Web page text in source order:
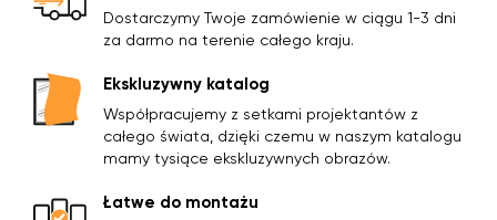
pożałujecie. Dostarczymy Twoje zamówienie w ciągu 1-3 dni
za darmo na terenie całego kraju.
Ekskluzywny katalog
Współpracujemy z setkami projektantów z
całego świata, dzięki czemu w naszym katalogu
mamy tysiące ekskluzywnych obrazów.
Łatwe do montażu